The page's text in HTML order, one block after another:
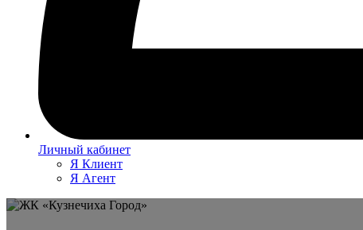
Личный кабинет
Я Клиент
Я Агент